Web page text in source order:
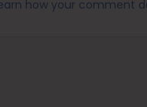
how your comment